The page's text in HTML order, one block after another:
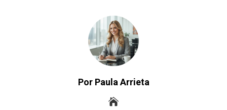
Por Paula Arrieta